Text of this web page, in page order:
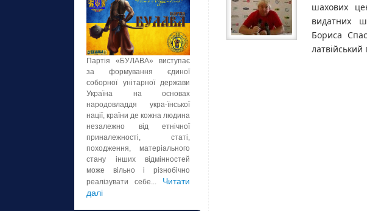
шахових
видатних
Бориса
Партія «БУЛАВА» виступає
за формування єдиної
соборної унітарної держави
Україна на основах
народовладдя укра-їнської
нації, країни де кожна людина
незалежно від етнічної
приналежності, статі,
походження, матеріального
стану інших відмінностей
може вільно і різнобічно
реалізувати себе... Читати
далі